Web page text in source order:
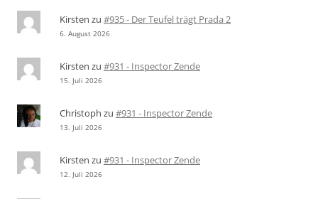
Kirsten zu #935 - Der Teufel trägt Prada 2
6. August 2026
Kirsten zu #931 - Inspector Zende
15. Juli 2026
Christoph zu #931 - Inspector Zende
13. Juli 2026
Kirsten zu #931 - Inspector Zende
12. Juli 2026